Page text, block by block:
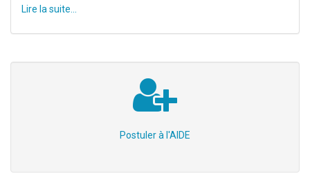
Lire la suite...
Postuler à l'AIDE